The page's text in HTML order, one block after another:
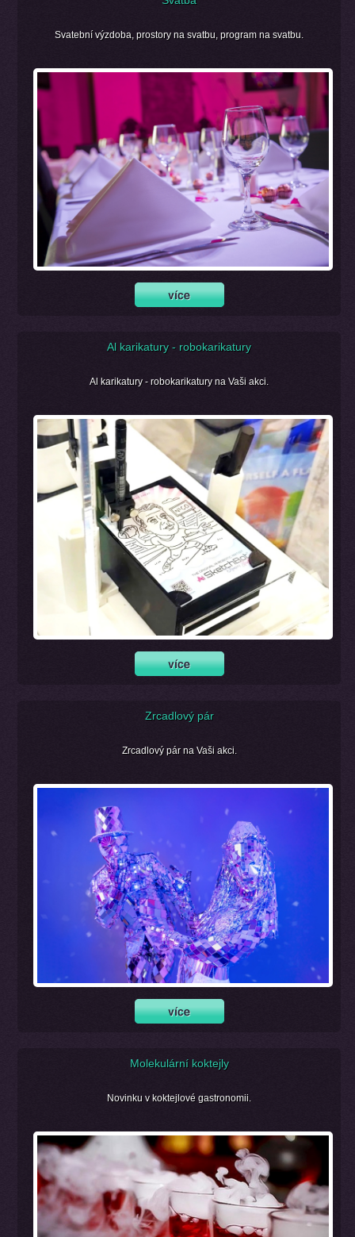
Svatební výzdoba, prostory na svatbu, program na svatbu.
Al karikatury - robokarikatury
Al karikatury - robokarikatury na Vaši akci.
Zrcadlový pár
Zrcadlový pár na Vaši akci.
Molekulární koktejly
Novinku v koktejlové gastronomii.